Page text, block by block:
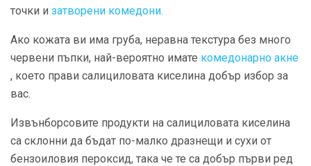
точки и затворени комедони.
Ако кожата ви има груба, неравна текстура без много
червени пъпки, най-вероятно имате комедонарно акне
, което прави салициловата киселина добър избор за
вас.
Извънборсовите продукти на салициловата киселина
са склонни да бъдат по-малко дразнещи и сухи от
бензоиловия пероксид, така че те са добър първи ред